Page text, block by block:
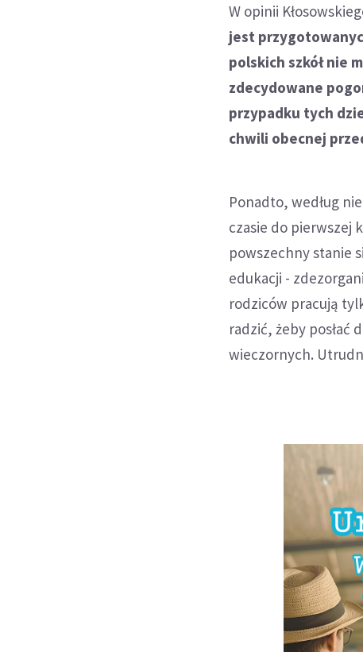
W opinii
jest
polskich szkół nie
zdecydowane
przypadku tych
chwili obecnej
Ponadto, według
czasie do pierwszej
powszechny stanie
edukacji -
rodziców pracują
radzić, żeby posłać
wieczornych.